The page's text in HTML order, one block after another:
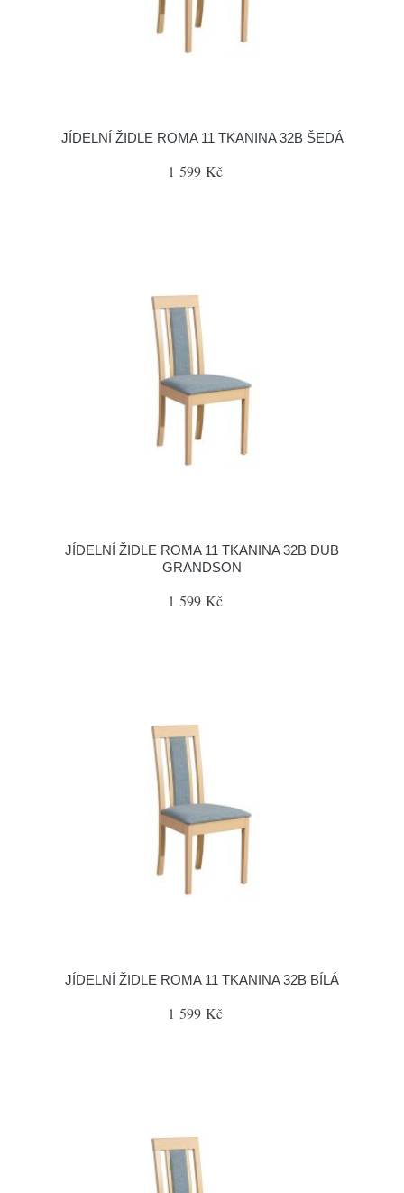
JÍDELNÍ ŽIDLE ROMA 11 TKANINA 32B ŠEDÁ
1 599 Kč
JÍDELNÍ ŽIDLE ROMA 11 TKANINA 32B DUB
GRANDSON
1 599 Kč
JÍDELNÍ ŽIDLE ROMA 11 TKANINA 32B BÍLÁ
1 599 Kč